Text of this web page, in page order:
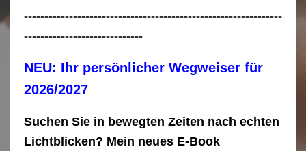
---------------------------------------------------------------
-----------------------------
NEU: Ihr persönlicher Wegweiser für
2026/2027
Suchen Sie in bewegten Zeiten nach echten
Lichtblicken? Mein neues E-Book